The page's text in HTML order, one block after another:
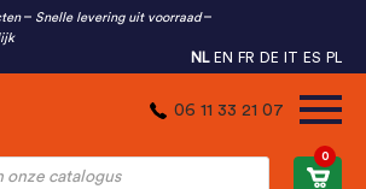
Snelle levering uit voorraad
NL EN FR DE IT ES PL
06 11 33 21 07
0